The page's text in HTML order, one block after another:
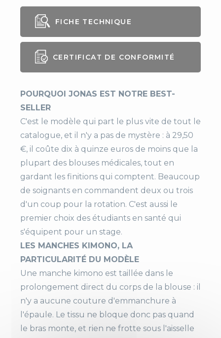
FICHE TECHNIQUE
CERTIFICAT DE CONFORMITÉ
POURQUOI JONAS EST NOTRE BEST-
SELLER
C'est le modèle qui part le plus vite de tout le
catalogue, et il n'y a pas de mystère : à 29,50
€, il coûte dix à quinze euros de moins que la
plupart des blouses médicales, tout en
gardant les finitions qui comptent. Beaucoup
de soignants en commandent deux ou trois
d'un coup pour la rotation. C'est aussi le
premier choix des étudiants en santé qui
s'équipent pour un stage.
LES MANCHES KIMONO, LA
PARTICULARITÉ DU MODÈLE
Une manche kimono est taillée dans le
prolongement direct du corps de la blouse : il
n'y a aucune couture d'emmanchure à
l'épaule. Le tissu ne bloque donc pas quand
le bras monte, et rien ne frotte sous l'aisselle
Genre Homme
Coupe
Compositio
N
on
100% coton
Manches Courtes kimono
Couleur Blanc
Poches
1 poche poitrine avec c
ompartiment stylo
2 poches basses
Aisance Fentes côtés